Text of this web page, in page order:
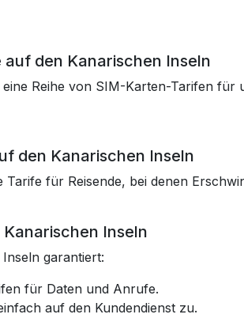
den Kanarischen Inseln
Reihe von SIM-Karten-Tarifen
den Kanarischen Inseln
für Reisende, bei denen
Inseln
garantiert:
für Daten und Anrufe.
auf den Kundendienst zu.